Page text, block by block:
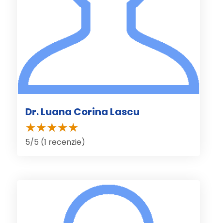
Dr. Luana Corina Lascu
5/5 (1 recenzie)